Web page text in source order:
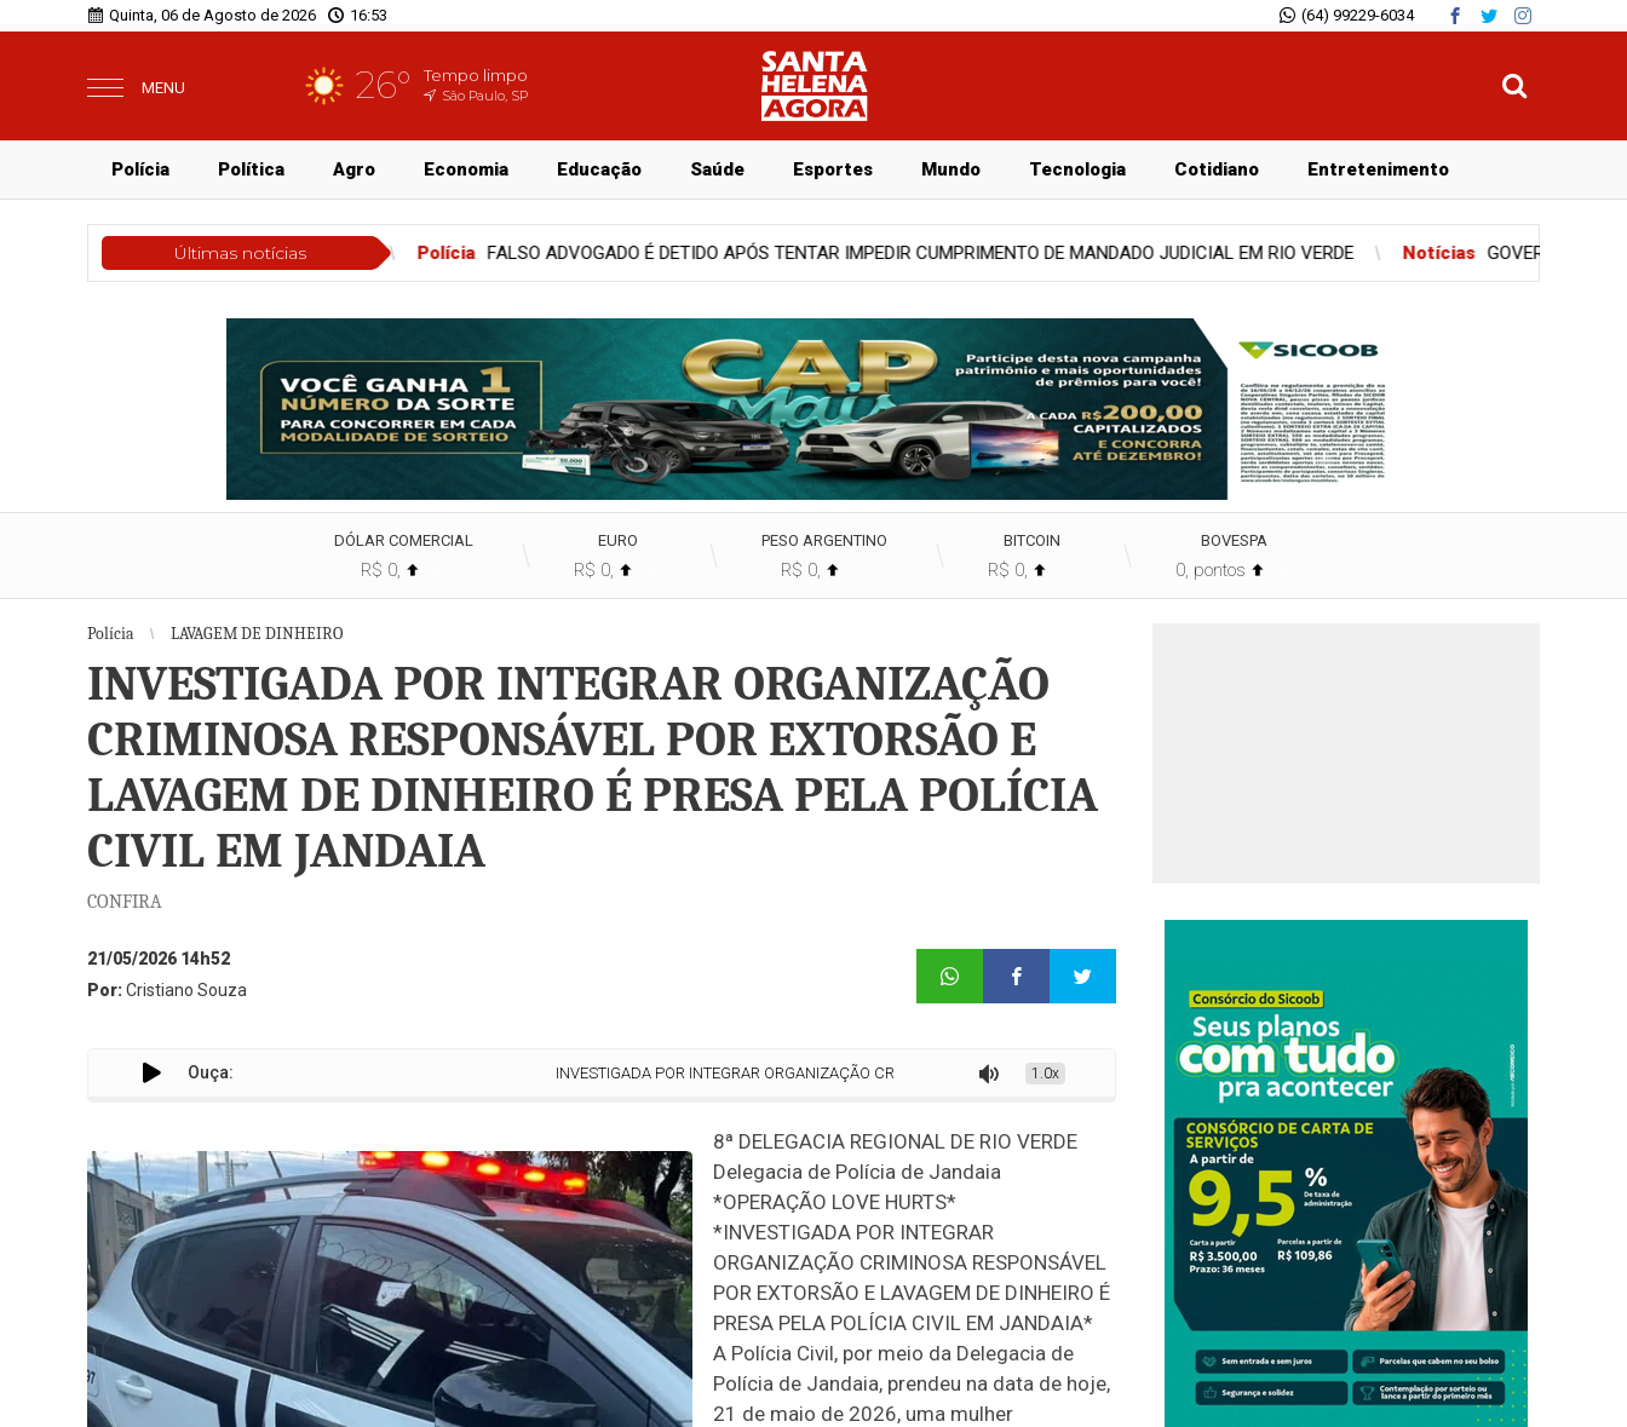
Quinta, 06 de Agosto de 2026 16:53 (64) 99229-6034
MENU 26° Tempo limpo
São Paulo, SP
Polícia Política Agro Economia Educação Saúde Esportes Mundo Tecnologia Cotidiano Entretenimento
Últimas notícias
FALSO ADVOGADO É DETIDO APÓS TENTAR IMPEDIR CUMPRIMENTO DE MANDADO JUDICIAL EM RIO VERDE Notícias GOVERNO DE GOIÁS PASSA A OFERECER CINCO SERVIÇOS PÚBLICOS
DÓLAR COMERCIAL
R$ 0,
EURO
R$ 0,
PESO ARGENTINO
R$ 0,
BITCOIN
R$ 0,
BOVESPA
0, pontos
Polícia LAVAGEM DE DINHEIRO
INVESTIGADA POR INTEGRAR ORGANIZAÇÃO
CRIMINOSA RESPONSÁVEL POR EXTORSÃO E
LAVAGEM DE DINHEIRO É PRESA PELA POLÍCIA
CIVIL EM JANDAIA
CONFIRA
21/05/2026 14h52
Por:Cristiano Souza
Ouça: INVESTIGADA POR INTEGRAR ORGANIZAÇÃO CRIMINOSA RESPONSÁVEL POR EXTORSÃO E LAVAGEM DE DINHEIRO É PRESA PELA POLÍCIA CIVIL EM JANDAIA
1.0x
8ª DELEGACIA REGIONAL DE RIO VERDE
Delegacia de Polícia de Jandaia
*OPERAÇÃO LOVE HURTS*
*INVESTIGADA POR INTEGRAR
ORGANIZAÇÃO CRIMINOSA RESPONSÁVEL
POR EXTORSÃO E LAVAGEM DE DINHEIRO É
PRESA PELA POLÍCIA CIVIL EM JANDAIA*
A Polícia Civil, por meio da Delegacia de
Polícia de Jandaia, prendeu na data de hoje,
21 de maio de 2026, uma mulher